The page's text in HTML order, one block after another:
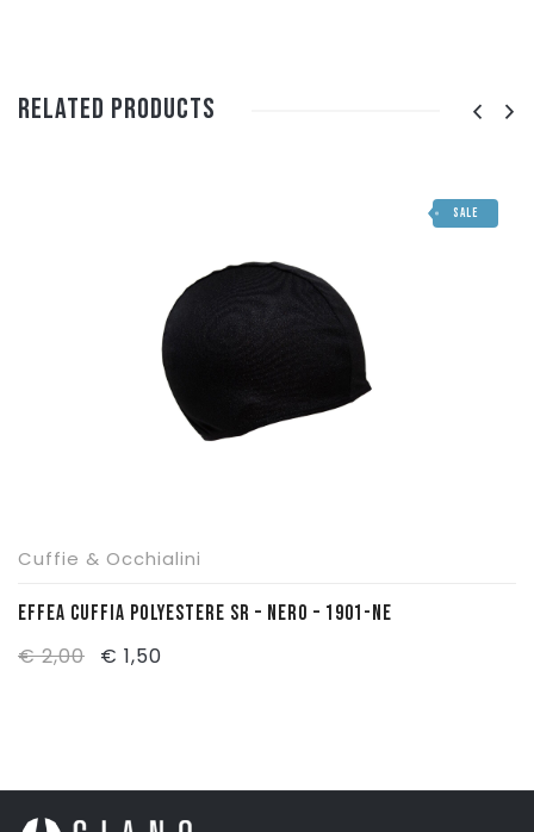
Related Products
SALE
Cuffie & Occhialini
EFFEA CUFFIA POLYESTERE SR – NERO – 1901-NE
€2,00
Il
€ 2,00.
€ 1,50
€ 1,50.